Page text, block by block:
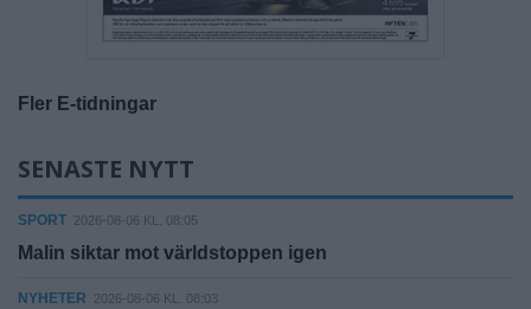
Fler E-tidningar
SENASTE NYTT
SPORT 2026-08-06 KL. 08:05
Malin siktar mot världstoppen igen
NYHETER 2026-08-06 KL. 08:03